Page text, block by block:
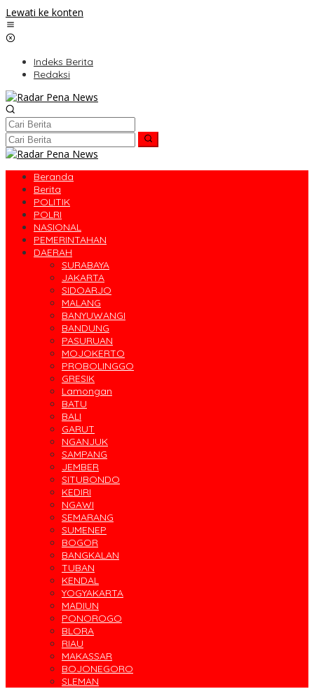
Lewati ke konten
Indeks Berita
Redaksi
Beranda
Berita
POLITIK
POLRI
NASIONAL
PEMERINTAHAN
DAERAH
SURABAYA
JAKARTA
SIDOARJO
MALANG
BANYUWANGI
BANDUNG
PASURUAN
MOJOKERTO
PROBOLINGGO
GRESIK
Lamongan
BATU
BALI
GARUT
NGANJUK
SAMPANG
JEMBER
SITUBONDO
KEDIRI
NGAWI
SEMARANG
SUMENEP
BOGOR
BANGKALAN
TUBAN
KENDAL
YOGYAKARTA
MADIUN
PONOROGO
BLORA
RIAU
MAKASSAR
BOJONEGORO
SLEMAN